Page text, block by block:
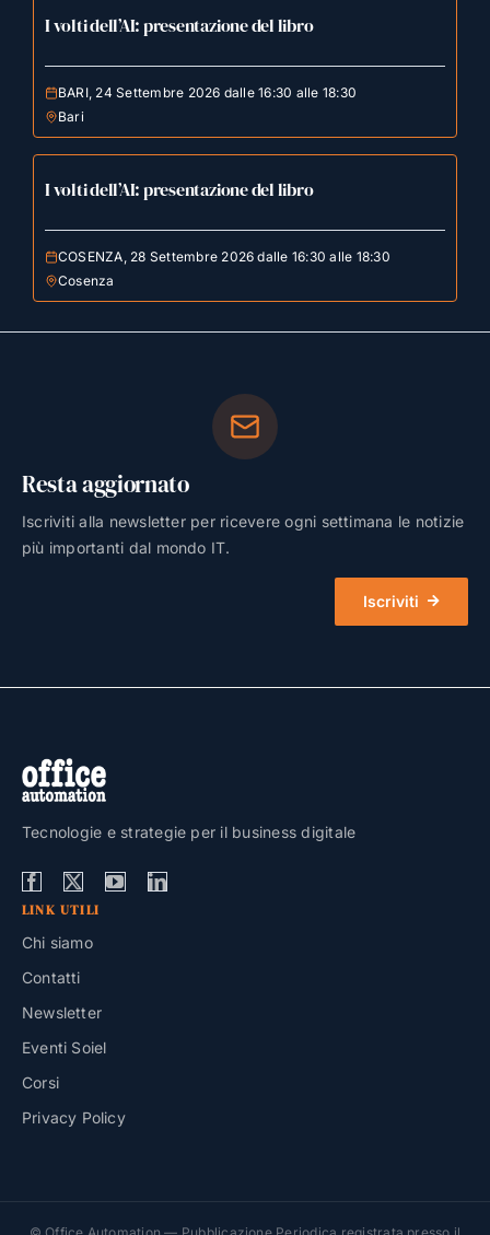
I volti dell’AI: presentazione del libro
BARI, 24 Settembre 2026 dalle 16:30 alle 18:30
Bari
I volti dell’AI: presentazione del libro
COSENZA, 28 Settembre 2026 dalle 16:30 alle 18:30
Cosenza
Resta aggiornato
Iscriviti alla newsletter per ricevere ogni settimana le notizie
più importanti dal mondo IT.
Iscriviti
Tecnologie e strategie per il business digitale
LINK UTILI
Chi siamo
Contatti
Newsletter
Eventi Soiel
Corsi
Privacy Policy